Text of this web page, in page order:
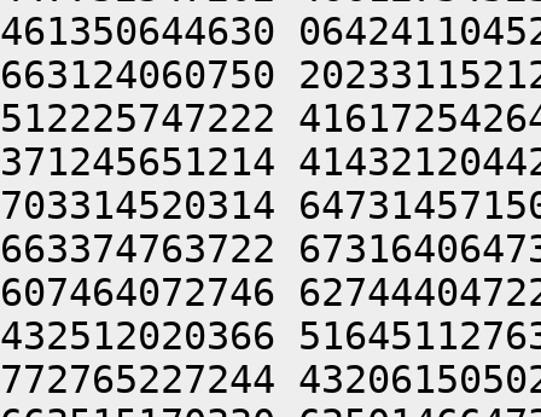
461350644630
663124060750
512225747222
371245651214
703314520314
663374763722
607464072746
432512020366
772765227244